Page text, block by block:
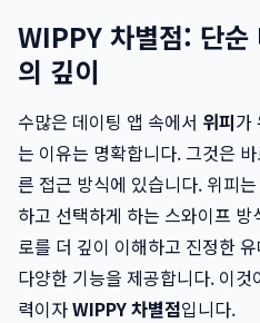
WIPPY 차별점: 단순
의 깊이
수많은 데이팅 앱 속에서 위피가
는 이유는 명확합니다. 그것은
른 접근 방식에 있습니다. 위피
하고 선택하게 하는 스와이프
로를 더 깊이 이해하고 진정한
다양한 기능을 제공합니다. 이
력이자WIPPY 차별점입니다.